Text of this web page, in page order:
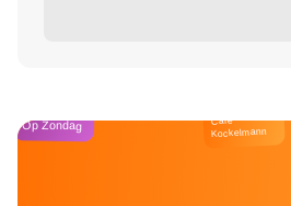
Op Zondag Café
Kockelmann